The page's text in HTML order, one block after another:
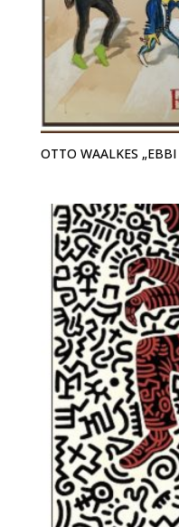
OTTO WAALKES